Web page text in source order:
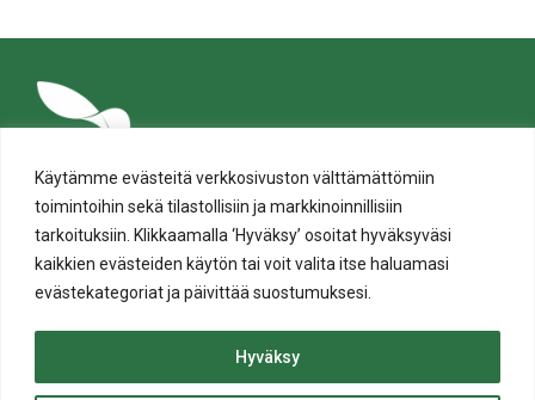
Käytämme evästeitä verkkosivuston välttämättömiin
toimintoihin sekä tilastollisiin ja markkinoinnillisiin
tarkoituksiin. Klikkaamalla ‘Hyväksy’ osoitat hyväksyväsi
kaikkien evästeiden käytön tai voit valita itse haluamasi
evästekategoriat ja päivittää suostumuksesi.
Hyväksy